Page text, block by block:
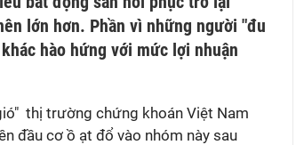
lớn hơn. Phần vì những người "đu
hào hứng với mức lợi nhuận
thị trường chứng khoán Việt Nam
đầu cơ ồ ạt đổ vào nhóm này sau